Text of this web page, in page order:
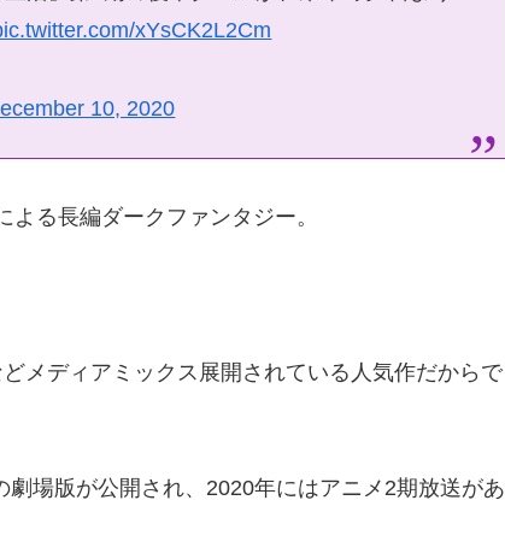
xYsCK2L2Cm
10, 2020
よる長編ダークファンタジー。
メディアミックス展開されている人気作だからで
劇場版が公開され、2020年にはアニメ2期放送があ